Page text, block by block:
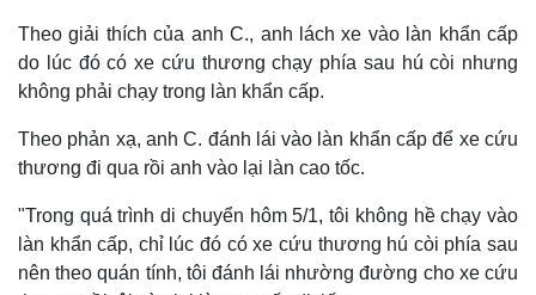
Theo giải thích của anh C., anh lách xe vào làn khẩn cấp
do lúc đó có xe cứu thương chạy phía sau hú còi nhưng
không phải chạy trong làn khẩn cấp.
Theo phản xạ, anh C. đánh lái vào làn khẩn cấp để xe cứu
thương đi qua rồi anh vào lại làn cao tốc.
"Trong quá trình di chuyển hôm 5/1, tôi không hề chạy vào
làn khẩn cấp, chỉ lúc đó có xe cứu thương hú còi phía sau
nên theo quán tính, tôi đánh lái nhường đường cho xe cứu